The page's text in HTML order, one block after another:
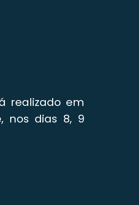
realizado em
nos dias 8, 9